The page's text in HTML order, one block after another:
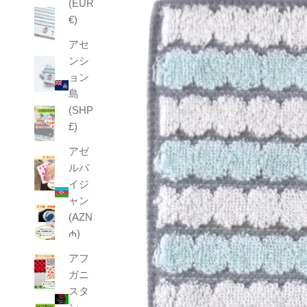
(EUR
€)
アセ
ンシ
ョン
島
(SHP
£)
アゼ
ルバ
イジ
ャン
(AZN
₼)
アフ
ガニ
スタ